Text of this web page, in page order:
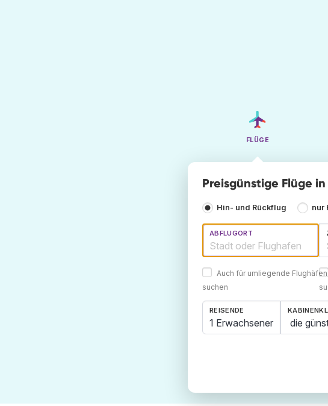
FLÜGE
Preisgünstige Flüge
Hin- und Rückflug nur
ABFLUGORT
Auch für umliegende Flughäfen
suchen
REISENDE
1 Erwachsener